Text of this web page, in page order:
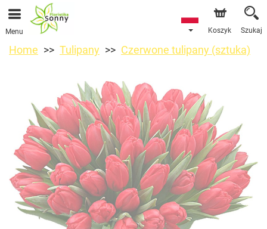
Menu Koszyk Szukaj
Home Tulipany Czerwone tulipany (sztuka)